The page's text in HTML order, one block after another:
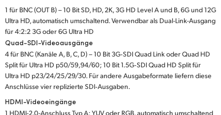
Ukraine
United Kingdom
United States
1 für BNC (OUT B) – 10 Bit SD, HD, 2K, 3G HD Level A und B, 6G und 12G
Ultra HD, automatisch umschaltend. Verwendbar als Dual-Link-Ausgang
für 4:2:2 3G oder 6G Ultra HD
Quad-SDI-Videoausgänge
4 für BNC (Kanäle A, B, C, D) – 10 Bit 3G‑SDI Quad Link oder Quad HD
Split für Ultra HD p50/59,94/60; 10 Bit 1.5G‑SDI Quad HD Split für
Ultra HD p23/24/25/29/30. Für andere Ausgabeformate liefern diese
Anschlüsse vier replizierte SDI‑Ausgaben.
HDMI-Videoeingänge
1 HDMI-2.0-Anschluss Typ A; YUV oder RGB, automatisch umschaltend